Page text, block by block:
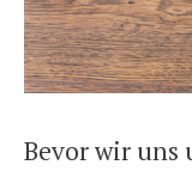
Bevor wir uns